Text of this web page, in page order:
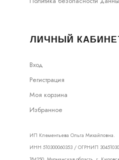
ЛИЧНЫЙ
Вход
Регистрация
Моя корзина
Избранное
ИП Клементьева Ольга Михайловна.
ИНН 510300060353 / ОГРНИП